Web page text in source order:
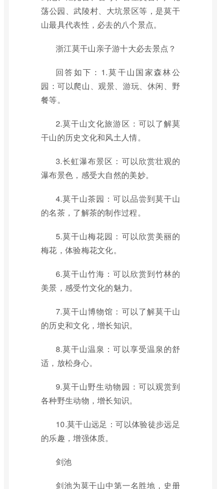
荡公园、武陵村、大坑景区等，是莫干
山最具代表性，必去的八个景点。
浙江莫干山亲子游十大必去景点？
回答如下：1.莫干山国家森林公
园：可以爬山、观景、游玩、休闲、野
餐等。
2.莫干山文化旅游区：可以了解莫
干山的历史文化和风土人情。
3.长虹瀑布景区：可以欣赏壮观的
瀑布景色，感受大自然的美妙。
4.莫干山茶园：可以品尝到莫干山
的名茶，了解茶的制作过程。
5.莫干山梅花园：可以欣赏美丽的
梅花，体验梅花文化。
6.莫干山竹海：可以欣赏到竹林的
美景，感受竹文化的魅力。
7.莫干山博物馆：可以了解莫干山
的历史和文化，增长知识。
8.莫干山温泉：可以享受温泉的舒
适，放松身心。
9.莫干山野生动物园：可以观赏到
各种野生动物，增长知识。
10.莫干山远足：可以体验徒步远足
的乐趣，增强体质。
剑池
剑池为莫干山中第一名胜地，史册